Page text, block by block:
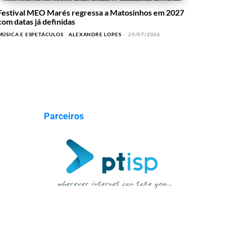
MEO Marés regressa a Matosinhos em 2027
datas já definidas
E ESPETÁCULOS ALEXANDRE LOPES - 29/07/2026
Parceiros